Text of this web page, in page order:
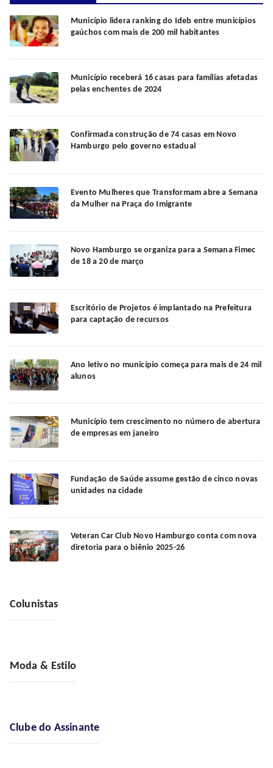
Município lidera ranking do Ideb entre municípios
gaúchos com mais de 200 mil habitantes
Município receberá 16 casas para famílias afetadas
pelas enchentes de 2024
Confirmada construção de 74 casas em Novo
Hamburgo pelo governo estadual
Evento Mulheres que Transformam abre a Semana
da Mulher na Praça do Imigrante
Novo Hamburgo se organiza para a Semana Fimec
de 18 a 20 de março
Escritório de Projetos é implantado na Prefeitura
para captação de recursos
Ano letivo no município começa para mais de 24 mil
alunos
Município tem crescimento no número de abertura
de empresas em janeiro
Fundação de Saúde assume gestão de cinco novas
unidades na cidade
Veteran Car Club Novo Hamburgo conta com nova
diretoria para o biênio 2025-26
Colunistas
Moda & Estilo
Clube do Assinante